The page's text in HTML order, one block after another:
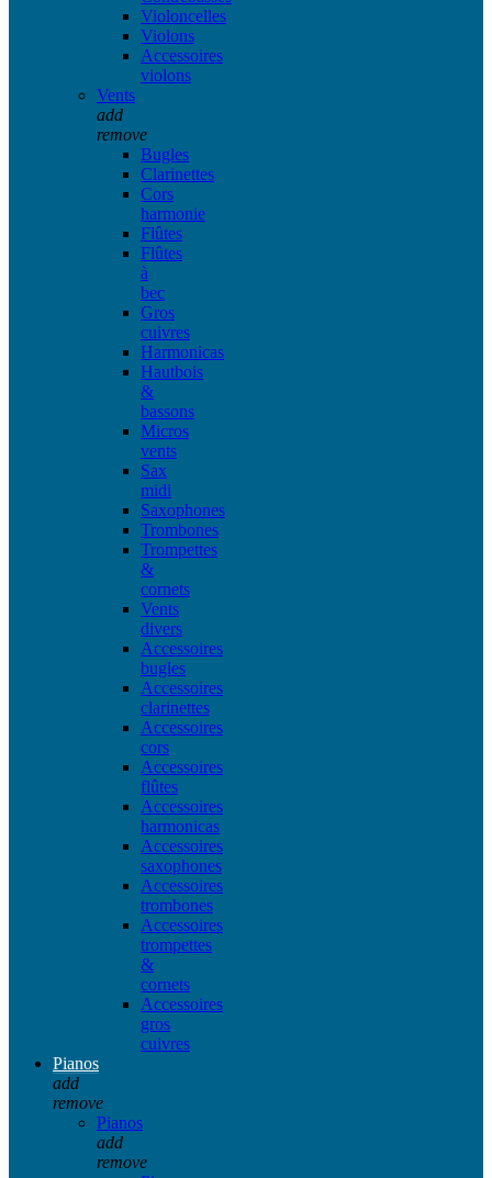
Violoncelles
Violons
Accessoires
violons
Vents
add
remove
Bugles
Clarinettes
Cors
harmonie
Flûtes
Flûtes
à
bec
Gros
cuivres
Harmonicas
Hautbois
&
bassons
Micros
vents
Sax
midi
Saxophones
Trombones
Trompettes
&
cornets
Vents
divers
Accessoires
bugles
Accessoires
clarinettes
Accessoires
cors
Accessoires
flûtes
Accessoires
harmonicas
Accessoires
saxophones
Accessoires
trombones
Accessoires
trompettes
&
cornets
Accessoires
gros
cuivres
Pianos
add
remove
Pianos
add
remove